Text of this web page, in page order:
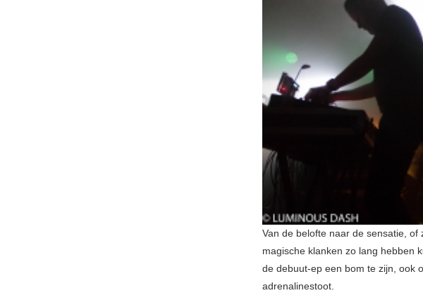
Van de belofte naar de sensatie,
magische klanken zo lang hebben
de debuut-ep een bom te zijn, ook
adrenalinestoot.